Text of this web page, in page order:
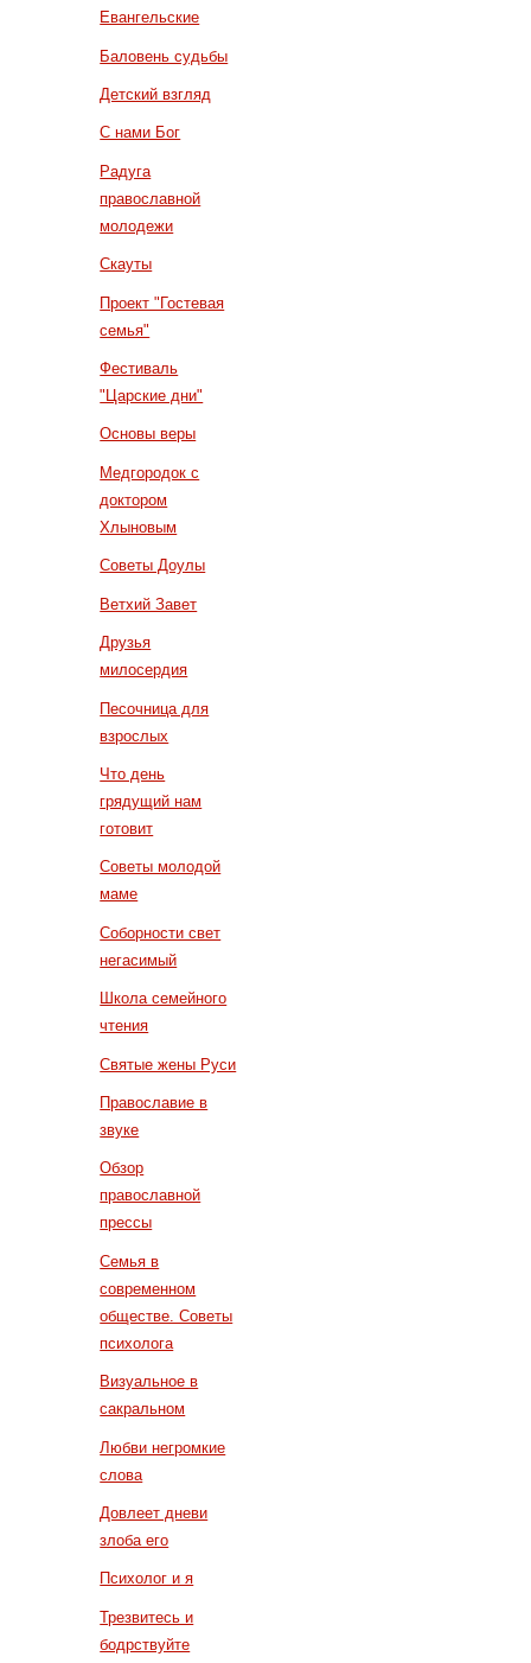
Евангельские
Баловень судьбы
Детский взгляд
С нами Бог
Радуга
православной
молодежи
Скауты
Проект "Гостевая
семья"
Фестиваль
"Царские дни"
Основы веры
Медгородок с
доктором
Хлыновым
Советы Доулы
Ветхий Завет
Друзья
милосердия
Песочница для
взрослых
Что день
грядущий нам
готовит
Советы молодой
маме
Соборности свет
негасимый
Школа семейного
чтения
Святые жены Руси
Православие в
звуке
Обзор
православной
прессы
Семья в
современном
обществе. Советы
психолога
Визуальное в
сакральном
Любви негромкие
слова
Довлеет дневи
злоба его
Психолог и я
Трезвитесь и
бодрствуйте